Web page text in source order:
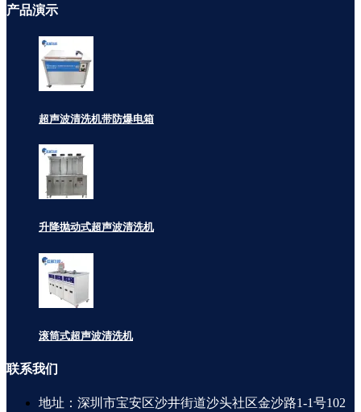
产品演示
超声波清洗机带防爆电箱
升降抛动式超声波清洗机
滚筒式超声波清洗机
联系我们
地址：深圳市宝安区沙井街道沙头社区金沙路1-1号102